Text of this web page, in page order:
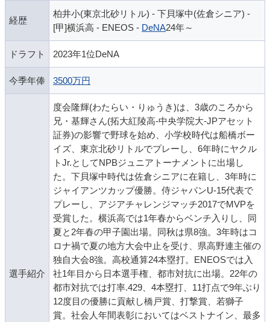
経歴
柏井小(東京北砂リトル) - 下貝塚中(佐倉シニア) -
[甲]横浜高 - ENEOS - DeNA24年～
ドラフト 2023年1位DeNA
今季年俸 3500万円
選手紹介
度会隆輝(わたらい・りゅうき)は、3歳のころから
兄・基輝さん(拓大紅陵高-中央学院大-JPアセット
証券)の影響で野球を始め、小学校時代は船橋ボー
イズ、東京北砂リトルでプレーし、6年時にヤクル
トJr.としてNPBジュニアトーナメントに出場し
た。下貝塚中時代は佐倉シニアに在籍し、3年時に
ジャイアンツカップ優勝。侍ジャパンU-15代表で
プレーし、アジアチャレンジマッチ2017でMVPを
受賞した。横浜高では1年春からベンチ入りし、同
夏と2年春の甲子園出場。同秋は県8強。3年時はコ
ロナ禍で夏の地方大会中止を受け、県高野連主催の
独自大会8強。高校通算24本塁打。ENEOSでは入
社1年目から日本選手権、都市対抗に出場。22年の
都市対抗では打率.429、4本塁打、11打点で9年ぶり
12度目の優勝に貢献し橋戸賞、打撃賞、若獅子
賞。社会人年間表彰においてはベストナイン、最多